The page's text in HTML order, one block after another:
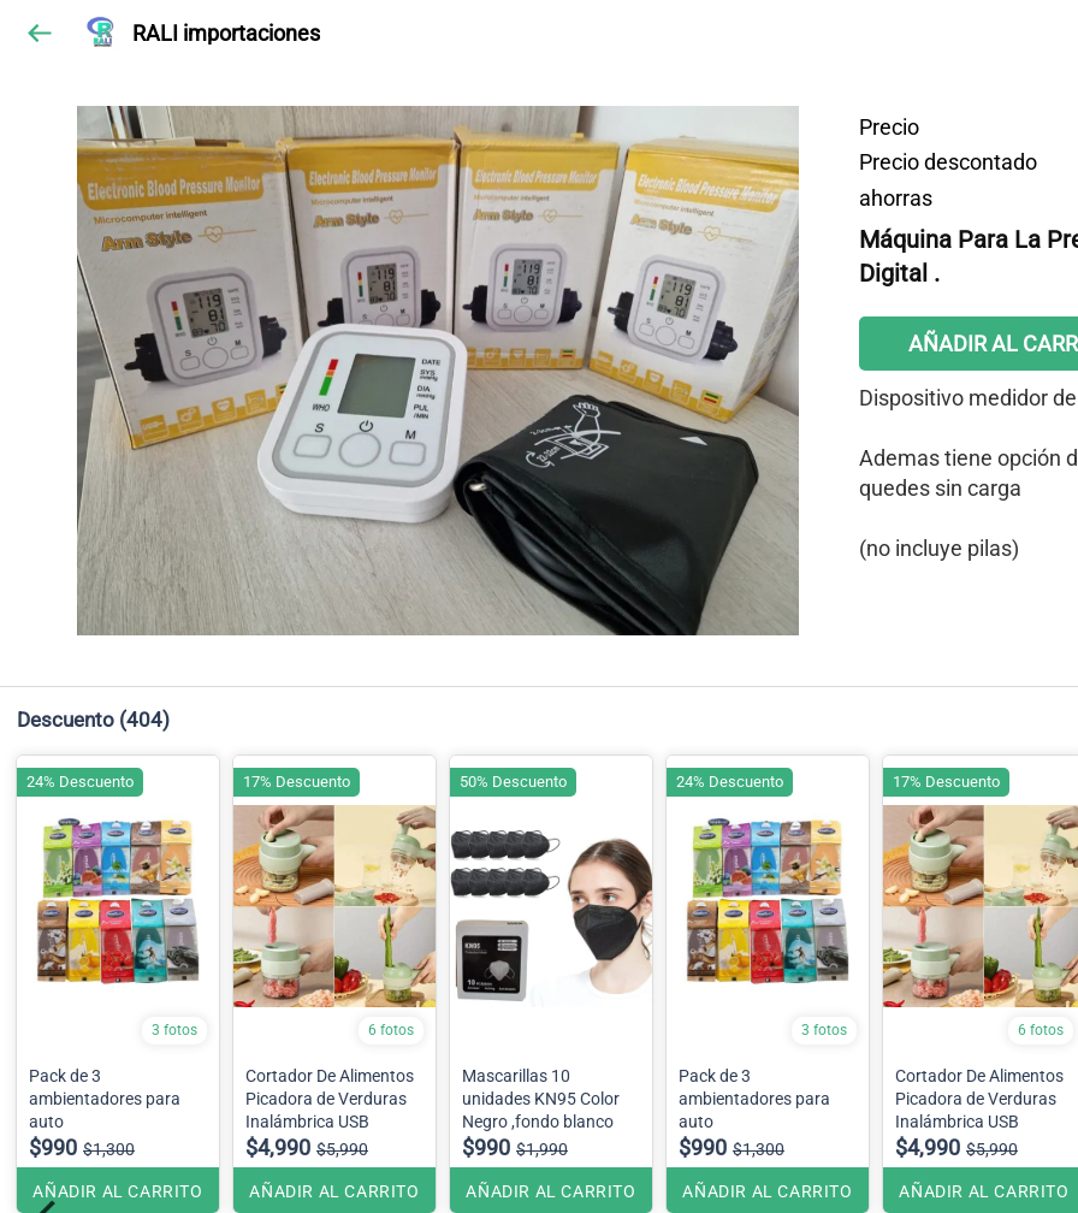
RALI importaciones
Precio
Precio descontado
ahorras
Máquina Para La
Digital .
AÑADIR AL
Dispositivo medidor
Ademas tiene opción
quedes sin carga
(no incluye pilas)
Descuento (404)
3 fotos
Pack de 3
ambientadores para
auto
$990 $1,300
AÑADIR AL CARRITO
24% Descuento
6 fotos
Cortador De Alimentos
Picadora de Verduras
Inalámbrica USB
$4,990 $5,990
AÑADIR AL CARRITO
17% Descuento
Mascarillas 10
unidades KN95 Color
Negro ,fondo blanco
$990 $1,990
AÑADIR AL CARRITO
50% Descuento
3 fotos
Pack de 3
ambientadores para
auto
$990 $1,300
AÑADIR AL CARRITO
24% Descuento
6 fotos
Cortador De Alimentos
Picadora de Verduras
Inalámbrica USB
$4,990 $5,990
AÑADIR AL CARRITO
17% Descuento